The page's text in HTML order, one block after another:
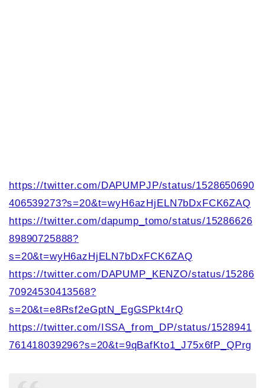
https://twitter.com/DAPUMPJP/status/1528650690
406539273?s=20&t=wyH6azHjELN7bDxFCK6ZAQ
https://twitter.com/dapump_tomo/status/15286626
89890725888?
s=20&t=wyH6azHjELN7bDxFCK6ZAQ
https://twitter.com/DAPUMP_KENZO/status/15286
70924530413568?
s=20&t=e8Rsf2eGptN_EgGSPkt4rQ
https://twitter.com/ISSA_from_DP/status/1528941
761418039296?s=20&t=9qBafKto1_J75x6fP_QPrg